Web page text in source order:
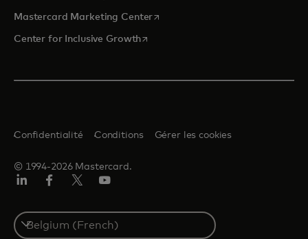
Mastercard Marketing Centers’ouvre dans un nouvel onglet
Center for Inclusive Growths’ouvre dans un nouvel onglet
© 1994-2026 Mastercard.
Confidentialité Conditions Gérer les cookies
Select
a